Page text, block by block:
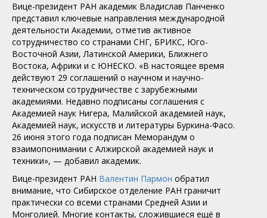
Вице-президент РАН академик Владислав Панченко
представил ключевые направления международной
деятельности Академии, отметив активное
сотрудничество со странами СНГ, БРИКС, Юго-
Восточной Азии, Латинской Америки, Ближнего
Востока, Африки и с ЮНЕСКО. «В настоящее время
действуют 29 соглашений о научном и научно-
техническом сотрудничестве с зарубежными
академиями. Недавно подписаны соглашения с
Академией наук Нигера, Малийской академией наук,
Академией наук, искусств и литературы Буркина-Фасо.
26 июня этого года подписан Меморандум о
взаимопонимании с Алжирской академией наук и
техники», — добавил академик.
Вице-президент РАН Валентин Пармон обратил
внимание, что Сибирское отделение РАН граничит
практически со всеми странами Средней Азии и
Монголией. Многие контакты, сложившиеся ещё в